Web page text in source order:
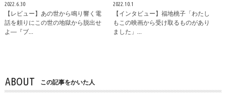
2022.6.30
【レビュー】あの世から鳴り響く電
話を頼りにこの世の地獄から脱出せ
よ―『ブ…
2022.10.1
【インタビュー】福地桃子「わたし
もこの映画から受け取るものがあり
ました」…
ABOUT この記事をかいた人